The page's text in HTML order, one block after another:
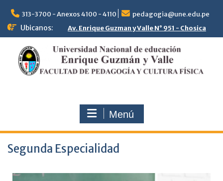
313-3700 - Anexos 4100 - 4110 pedagogia@une.edu.pe
Ubicanos: Av. Enrique Guzman y Valle N° 951 - Chosica
Menú
Segunda Especialidad